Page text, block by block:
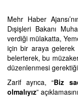
Mehr Haber
Dışişleri Bakanı
verdiği mülakatta,
için bir araya gelerek
belerterek, bu
düzenlenmesi
Zarif ayrıca, “Biz
olmalıyız”